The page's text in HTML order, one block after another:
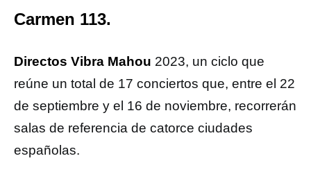
Carmen 113.
Directos Vibra Mahou 2023, un ciclo que
reúne un total de 17 conciertos que, entre el 22
de septiembre y el 16 de noviembre, recorrerán
salas de referencia de catorce ciudades
españolas.